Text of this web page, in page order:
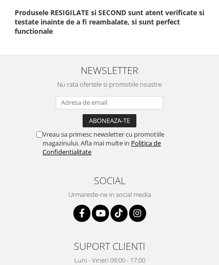
Produsele RESIGILATE si SECOND sunt atent verificate si
testate inainte de a fi reambalate, si sunt perfect
functionale
NEWSLETTER
Nu rata ofertele si promotiile noastre
Vreau sa primesc newsletter cu promotiile
magazinului. Afla mai multe in Politica de
Confidentialitate
SOCIAL
Urmareste-ne in social media
SUPORT CLIENTI
Luni - Vineri 09:00 - 17:00